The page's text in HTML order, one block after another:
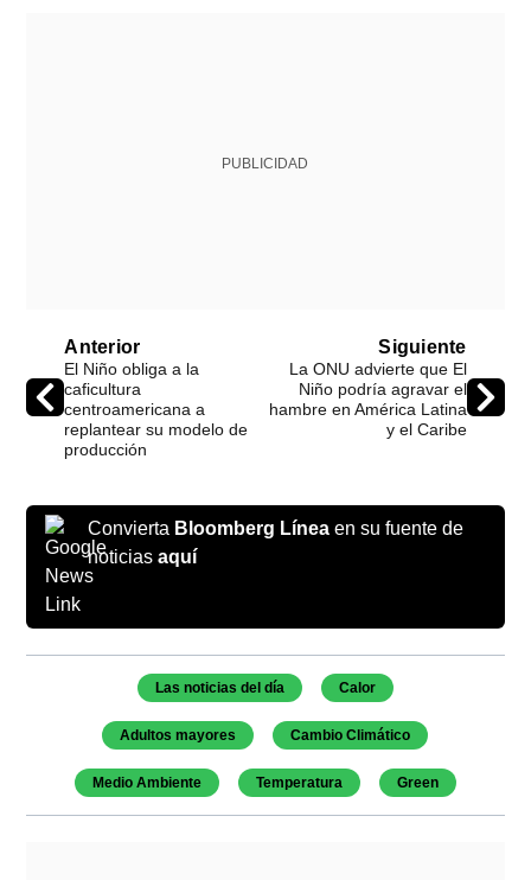
PUBLICIDAD
Anterior
El Niño obliga a la
caficultura
centroamericana a
replantear su modelo de
producción
Siguiente
La ONU advierte que El
Niño podría agravar el
hambre en América Latina
y el Caribe
Convierta Bloomberg Línea en su fuente de
noticiasaquí
Temas de este artículo
Las noticias del día Calor
Adultos mayores Cambio Climático
Medio Ambiente Temperatura Green